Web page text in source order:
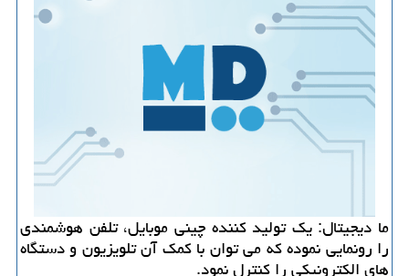
ما دیجیتال: یك تولید كننده چینی موبایل، تلفن هوشمندی
را رونمایی نموده كه می توان با كمك آن تلویزیون و دستگاه
های الكترونیكی را كنترل نمود.